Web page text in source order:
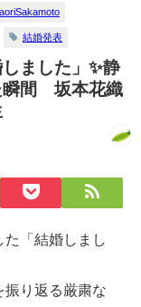
結婚発表
ました」✨静
瞬間 坂本花織
「結婚しまし
振り返る厳粛な